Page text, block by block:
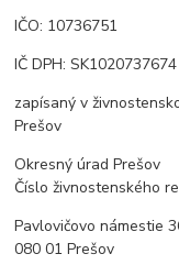
IČO: 10736751
IČ DPH: SK1020737674
zapísaný v
Prešov
Okresný úrad Prešov
Číslo živnostenského
Pavlovičovo námestie
080 01 Prešov